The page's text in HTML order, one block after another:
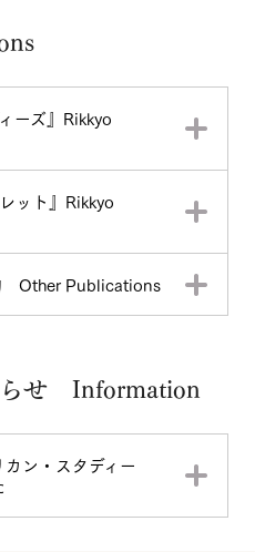
ーズ』Rikkyo
ット』Rikkyo
Other Publications
らせ Information
ン・スタディー